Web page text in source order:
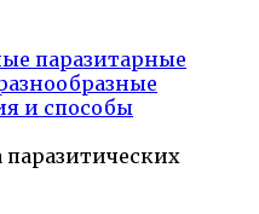
паразитарные
и способы
паразитических